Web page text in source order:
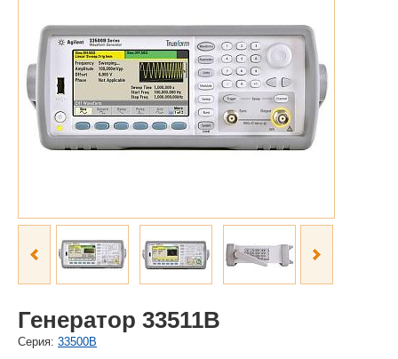
Генератор 33511B
Cерия: 33500B